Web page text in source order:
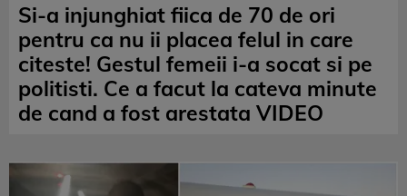
Si-a injunghiat fiica de 70 de ori
pentru ca nu ii placea felul in care
citeste! Gestul femeii i-a socat si pe
politisti. Ce a facut la cateva minute
de cand a fost arestata VIDEO